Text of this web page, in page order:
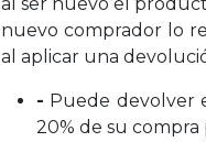
nuevo comprador lo
al aplicar una
- Puede devolver
20% de su